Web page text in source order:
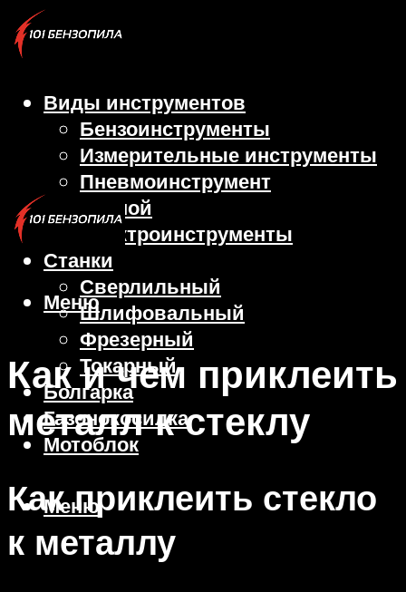
Виды инструментов
Бензоинструменты
Измерительные инструменты
Пневмоинструмент
Ручной
Электроинструменты
Станки
Сверлильный
Шлифовальный
Фрезерный
Токарный
Болгарка
Газонокосилка
Мотоблок
Меню
Меню
Как и чем приклеить
металл к стеклу
Как приклеить стекло
к металлу